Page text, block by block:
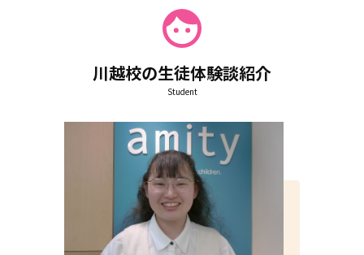
Learning English with friends is fun, and sometimes, lear
ning English with your siblings is even better!
In Interactive class, students learn various skills in Englis
be independent as they solve problems by themselves, w
hile the teacher facilitates and guides them throughout t
Here we have the T. brothers, who are taking Interactive s
eminars. While they are different in ages and levels, they a
re able to learn different English skills, at the same time,
川越校の生徒体験談紹介
Student